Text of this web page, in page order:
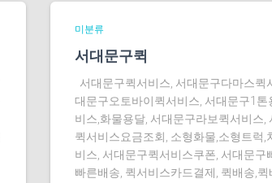
미분류
서대문구퀵
서대문구퀵서비스, 서대문구다마스퀵
대문구오토바이퀵서비스, 서대문구1톤
비스,화물용달, 서대문구라보퀵서비스,
퀵서비스요금조회, 소형화물,소형트럭,
비스, 서대문구퀵서비스쿠폰, 서대문구
빠른배송, 퀵서비스카드결제, 퀵배송,퀵